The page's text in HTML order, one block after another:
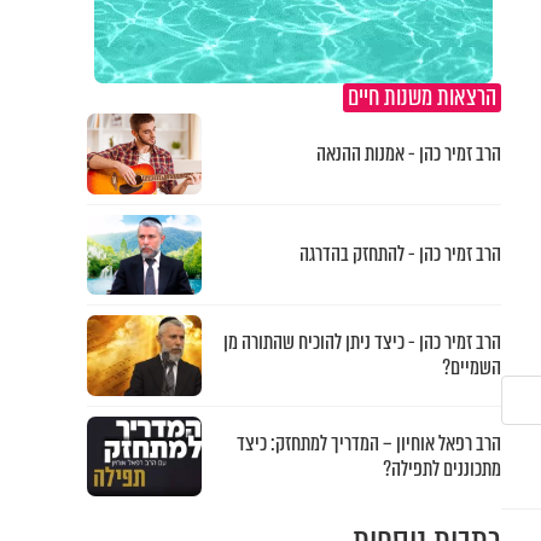
הרצאות משנות חיים
הרב זמיר כהן - אמנות ההנאה
הרב זמיר כהן - להתחזק בהדרגה
הרב זמיר כהן - כיצד ניתן להוכיח שהתורה מן
השמיים?
הרב רפאל אוחיון – המדריך למתחזק: כיצד
מתכוננים לתפילה?